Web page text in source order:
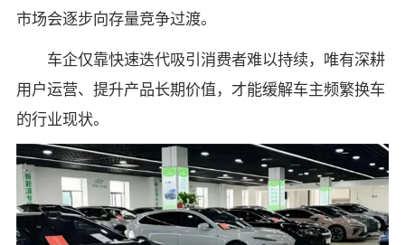
市场会逐步向存量竞争过渡。
车企仅靠快速迭代吸引消费者难以持续，唯有深耕
用户运营、提升产品长期价值，才能缓解车主频繁换车
的行业现状。